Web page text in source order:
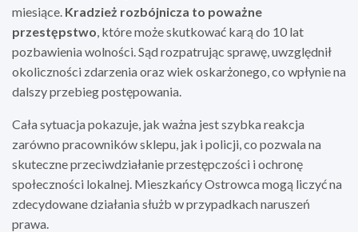
miesiące. Kradzież rozbójnicza to poważne
przestępstwo , które może skutkować karą do 10 lat
pozbawienia wolności. Sąd rozpatrując sprawę, uwzględnił
okoliczności zdarzenia oraz wiek oskarżonego, co wpłynie na
dalszy przebieg postępowania.
Cała sytuacja pokazuje, jak ważna jest szybka reakcja
zarówno pracowników sklepu, jak i policji, co pozwala na
skuteczne przeciwdziałanie przestępczości i ochronę
społeczności lokalnej. Mieszkańcy Ostrowca mogą liczyć na
zdecydowane działania służb w przypadkach naruszeń
prawa.